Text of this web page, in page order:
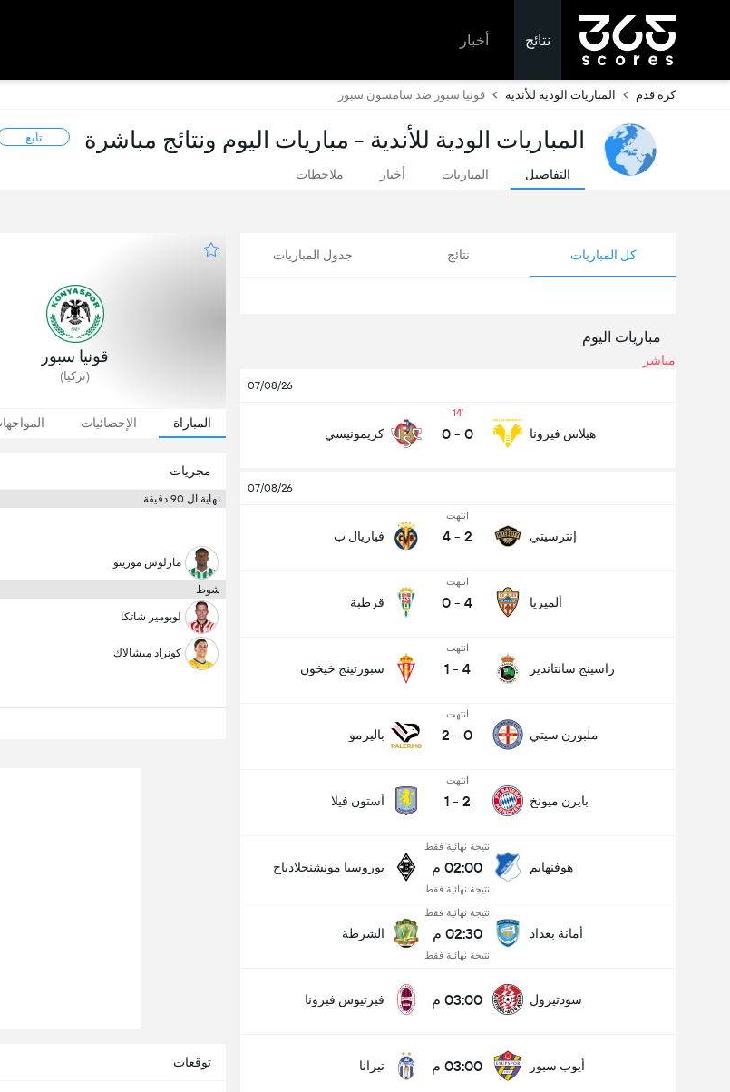
نتائج أخبار
كرة قدم المباريات الودية للأندية قونيا سبور ضد سامسون سبور
المباريات الودية للأندية - مباريات اليوم ونتائج مباشرة تابع
التفاصيل المباريات أخبار ملاحظات
كل المباريات نتائج جدول المباريات
مباريات اليوم
مباشر
07/08/26
هيلاس فيرونا
14
0
-
0 كريمونيسي
07/08/26
إنترسيتي
انتهت
2
-
4 فياريال ب
ألميريا
انتهت
4
-
0 قرطبة
راسينج سانتاندير
انتهت
4
-
1 سبورتينج خيخون
ملبورن سيتي
انتهت
0
-
2 باليرمو
بايرن ميونخ
انتهت
2
-
1 أستون فيلا
هوفنهايم
نتيجة نهائية فقط
02:00 م
نتيجة نهائية فقط
بوروسيا مونشنجلادباخ
أمانة بغداد
نتيجة نهائية فقط
02:30 م
نتيجة نهائية فقط
الشرطة
سودتيرول 03:00 م فيرتيوس فيرونا
أيوب سبور 03:00 م تيرانا
قونيا سبور
(تركيا)
المباراة الإحصائيات
مجريات
نهاية ال 90 دقيقة
مارلوس مورينو
شوط
لوبومير شاتكا
كونراد ميشالاك
توقعات